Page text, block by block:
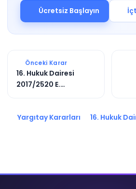
Ücretsiz Başlayın
Önceki Karar
16. Hukuk Dairesi
2017/2520 E.
Yargıtay Kararları 16. Hukuk